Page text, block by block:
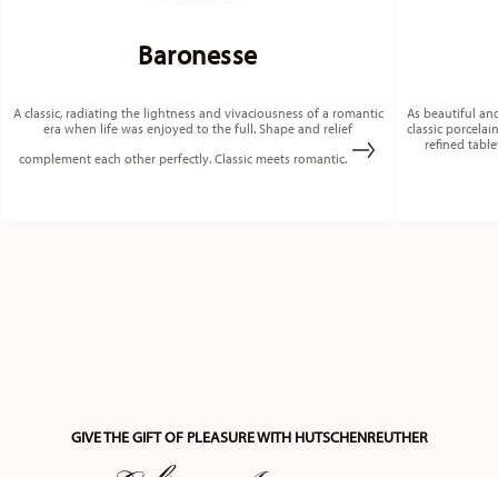
Baronesse
A classic, radiating the lightness and vivaciousness of a romantic
era when life was enjoyed to the full. Shape and relief
complement each other perfectly. Classic meets romantic.
As beautiful
classic
refined
GIVE THE GIFT OF PLEASURE WITH HUTSCHENREUTHER